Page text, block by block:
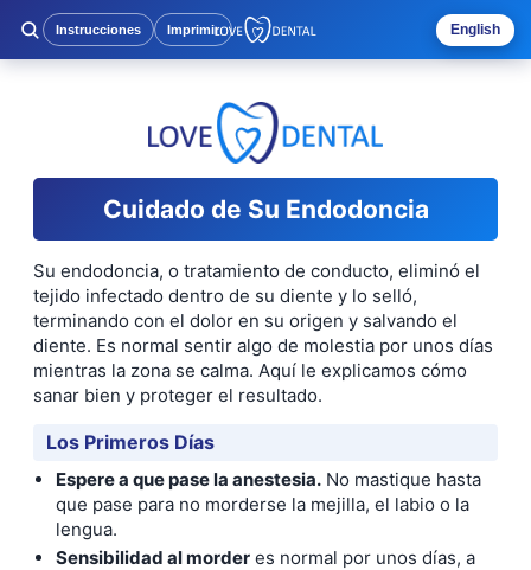
Instrucciones Imprimir English
Cuidado de Su Endodoncia
Su endodoncia, o tratamiento de conducto, eliminó el
tejido infectado dentro de su diente y lo selló,
terminando con el dolor en su origen y salvando el
diente. Es normal sentir algo de molestia por unos días
mientras la zona se calma. Aquí le explicamos cómo
sanar bien y proteger el resultado.
Los Primeros Días
Espere a que pase la anestesia. No mastique hasta
que pase para no morderse la mejilla, el labio o la
lengua.
Sensibilidad al morder es normal por unos días, a